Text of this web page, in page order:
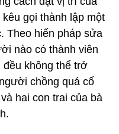
gọi thành lập một
Theo hiến pháp sửa
nào có thành viên
không thể trở
chồng quá cố
hai con trai của bà